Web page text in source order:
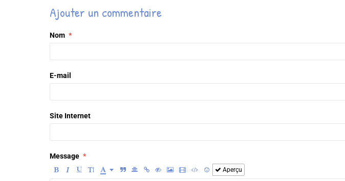
Ajouter un commentaire
Nom
E-mail
Site Internet
Message
Aperçu